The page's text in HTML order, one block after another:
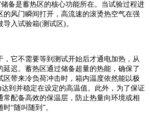
备是蓄热区的核心功能所在。当试验过程进
的风门瞬间打开，高流速的滚烫热空气在强
入试验箱(测试区)。
它不需要等到测试开始后才通电加热，从
延迟。蓄热区通过储备超量的热能，确保了
区带来冷负荷冲击时，箱内温度依然能以极
到并稳定在设定的高温值。此外，为了保证
常配备高效的保温层，防止热量向环境或相
“随叫随到”。